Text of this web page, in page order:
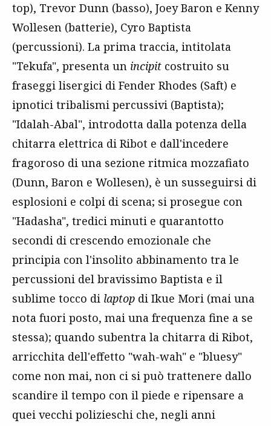
top), Trevor Dunn (basso), Joey Baron e Kenny
Wollesen (batterie), Cyro Baptista
(percussioni). La prima traccia, intitolata
"Tekufa", presenta un incipit costruito su
fraseggi lisergici di Fender Rhodes (Saft) e
ipnotici tribalismi percussivi (Baptista);
"Idalah-Abal", introdotta dalla potenza della
chitarra elettrica di Ribot e dall'incedere
fragoroso di una sezione ritmica mozzafiato
(Dunn, Baron e Wollesen), è un susseguirsi di
esplosioni e colpi di scena; si prosegue con
"Hadasha", tredici minuti e quarantotto
secondi di crescendo emozionale che
principia con l'insolito abbinamento tra le
percussioni del bravissimo Baptista e il
sublime tocco di laptop di Ikue Mori (mai una
nota fuori posto, mai una frequenza fine a se
stessa); quando subentra la chitarra di Ribot,
arricchita dell'effetto "wah-wah" e "bluesy"
come non mai, non ci si può trattenere dallo
scandire il tempo con il piede e ripensare a
quei vecchi polizieschi che, negli anni